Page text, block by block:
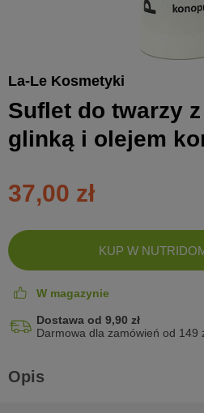
La-Le Kosmetyki
Suflet do twarzy
glinką i olejem
37,00 zł
KUP W
W magazynie
Dostawa od 9,90 zł
Darmowa dla zamówień od 149
Opis